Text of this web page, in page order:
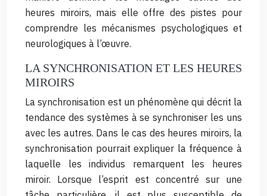
heures miroirs, mais elle offre des pistes pour
comprendre les mécanismes psychologiques et
neurologiques à l’œuvre.
LA SYNCHRONISATION ET LES HEURES
MIROIRS
La synchronisation est un phénomène qui décrit la
tendance des systèmes à se synchroniser les uns
avec les autres. Dans le cas des heures miroirs, la
synchronisation pourrait expliquer la fréquence à
laquelle les individus remarquent les heures
miroir. Lorsque l’esprit est concentré sur une